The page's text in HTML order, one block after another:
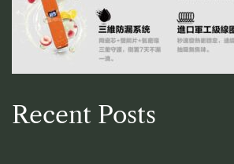
Recent Posts